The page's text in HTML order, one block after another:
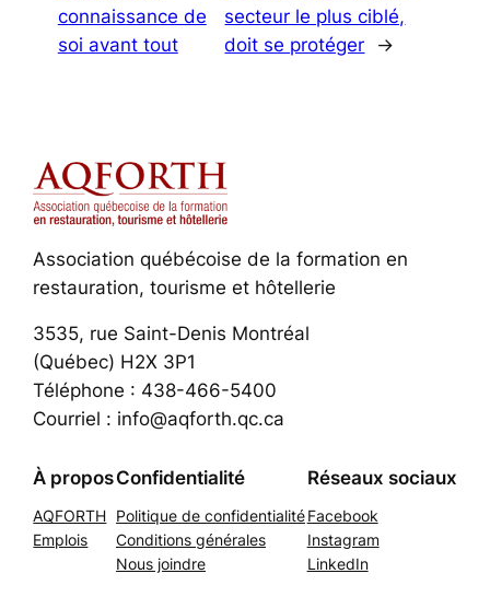
connaissance de
soi avant tout
secteur le plus ciblé,
doit se protéger
→
Association québécoise de la formation en
restauration, tourisme et hôtellerie
3535, rue Saint-Denis Montréal
(Québec) H2X 3P1
Téléphone : 438-466-5400
Courriel : info@aqforth.qc.ca
À propos
AQFORTH
Emplois
Confidentialité
Politique de confidentialité
Conditions générales
Nous joindre
Réseaux sociaux
Facebook
Instagram
LinkedIn